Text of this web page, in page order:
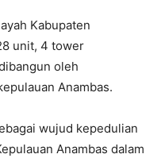
Kabupaten
unit, 4 tower
oleh
Anambas.
wujud kepedulian
Anambas dalam